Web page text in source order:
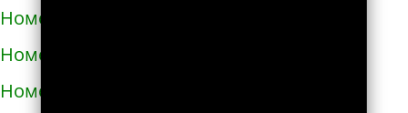
Номера телефонов такси в Сквире
Номера телефонов такси в Славуте
Номера телефонов такси в Славутиче